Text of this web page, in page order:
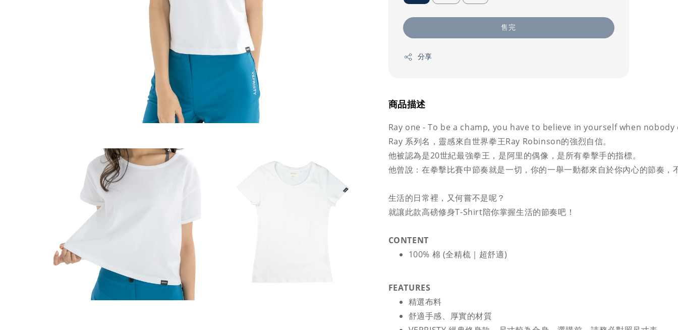
售完
分享
商品描述
Ray one - To be a champ, you have to believe in yourself when nobody
Ray 系列名，靈感來自世界拳王Ray Robinson的強烈自信。
他被認為是20世紀最強拳王，是阿里的偶像，是所有拳擊手的指標。
他曾說：在拳擊比賽中節奏就是一切，你的一舉一動都來自於你內心的節奏，
生活的日常裡，又何嘗不是呢？
就讓此款高磅修身T-Shirt陪你掌握生活的節奏吧！
CONTENT
100% 棉 (全精梳｜超舒適)
FEATURES
精選布料
舒適手感、厚實的材質